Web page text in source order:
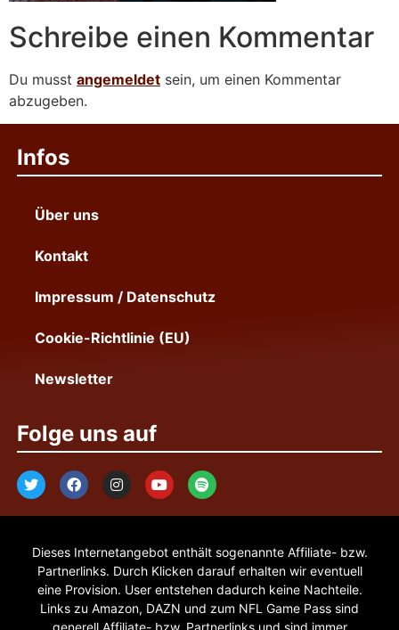
Schreibe einen Kommentar
Du musst angemeldet sein, um einen Kommentar
abzugeben.
Infos
Über uns
Kontakt
Impressum / Datenschutz
Cookie-Richtlinie (EU)
Newsletter
Folge uns auf
Dieses Internetangebot enthält sogenannte Affiliate- bzw.
Partnerlinks. Durch Klicken darauf erhalten wir eventuell
eine Provision. User entstehen dadurch keine Nachteile.
Links zu Amazon, DAZN und zum NFL Game Pass sind
generell Affiliate- bzw. Partnerlinks und sind immer